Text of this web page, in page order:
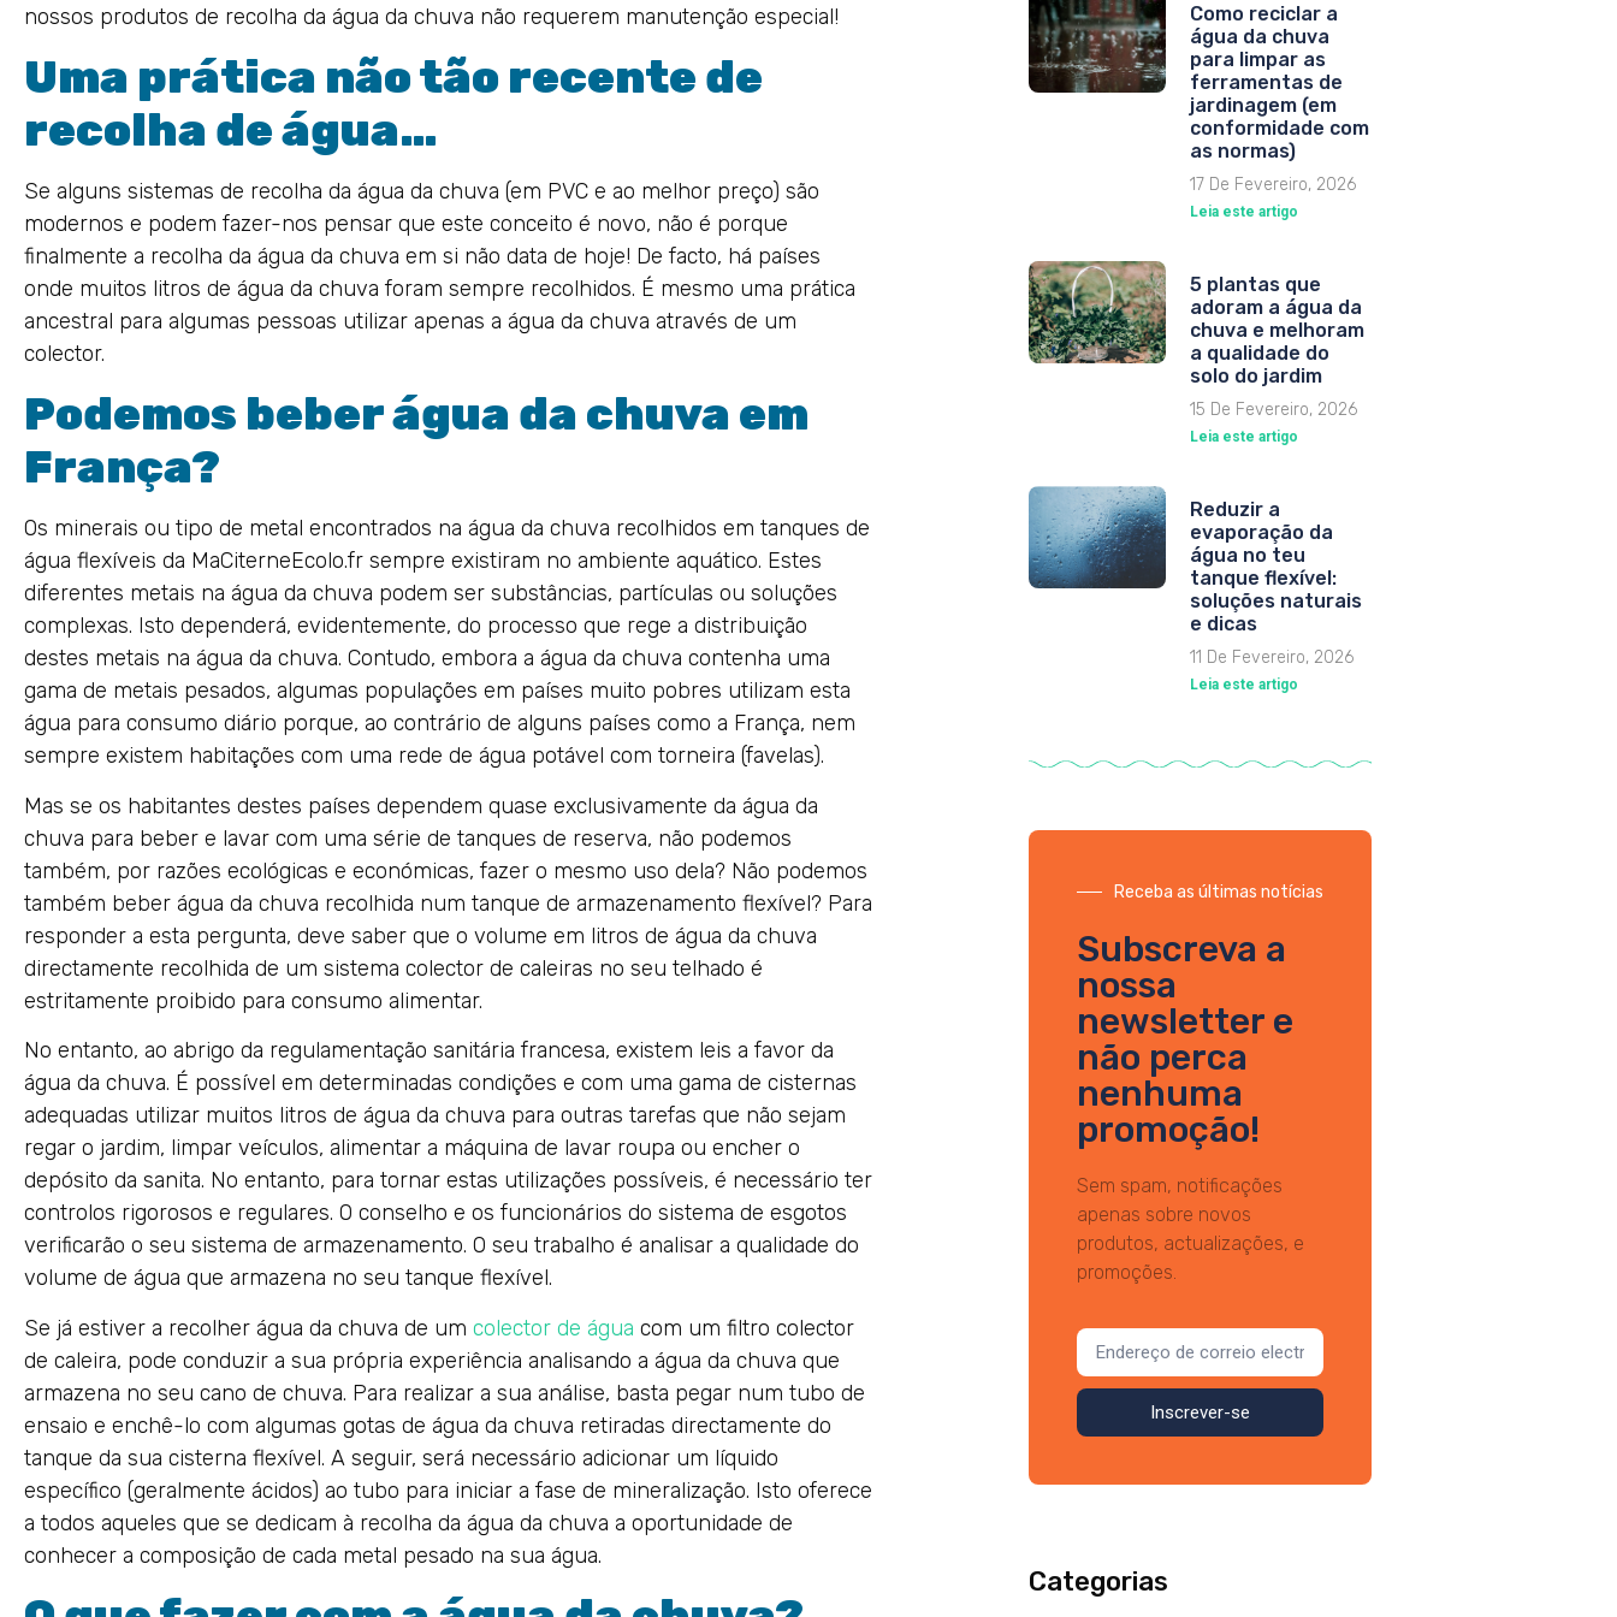
nossos produtos de recolha da água da chuva não requerem manutenção especial!
Uma prática não tão recente de
recolha de água…
Se alguns sistemas de recolha da água da chuva (em PVC e ao melhor preço) são
modernos e podem fazer-nos pensar que este conceito é novo, não é porque
finalmente a recolha da água da chuva em si não data de hoje! De facto, há países
onde muitos litros de água da chuva foram sempre recolhidos. É mesmo uma prática
ancestral para algumas pessoas utilizar apenas a água da chuva através de um
colector.
Podemos beber água da chuva em
França?
Os minerais ou tipo de metal encontrados na água da chuva recolhidos em tanques de
água flexíveis da MaCiterneEcolo.fr sempre existiram no ambiente aquático. Estes
diferentes metais na água da chuva podem ser substâncias, partículas ou soluções
complexas. Isto dependerá, evidentemente, do processo que rege a distribuição
destes metais na água da chuva. Contudo, embora a água da chuva contenha uma
gama de metais pesados, algumas populações em países muito pobres utilizam esta
água para consumo diário porque, ao contrário de alguns países como a França, nem
sempre existem habitações com uma rede de água potável com torneira (favelas).
Mas se os habitantes destes países dependem quase exclusivamente da água da
chuva para beber e lavar com uma série de tanques de reserva, não podemos
também, por razões ecológicas e económicas, fazer o mesmo uso dela? Não podemos
também beber água da chuva recolhida num tanque de armazenamento flexível? Para
responder a esta pergunta, deve saber que o volume em litros de água da chuva
directamente recolhida de um sistema colector de caleiras no seu telhado é
estritamente proibido para consumo alimentar.
No entanto, ao abrigo da regulamentação sanitária francesa, existem leis a favor da
água da chuva. É possível em determinadas condições e com uma gama de cisternas
adequadas utilizar muitos litros de água da chuva para outras tarefas que não sejam
regar o jardim, limpar veículos, alimentar a máquina de lavar roupa ou encher o
depósito da sanita. No entanto, para tornar estas utilizações possíveis, é necessário ter
controlos rigorosos e regulares. O conselho e os funcionários do sistema de esgotos
verificarão o seu sistema de armazenamento. O seu trabalho é analisar a qualidade do
volume de água que armazena no seu tanque flexível.
Se já estiver a recolher água da chuva de um colector de água com um filtro colector
de caleira, pode conduzir a sua própria experiência analisando a água da chuva que
armazena no seu cano de chuva. Para realizar a sua análise, basta pegar num tubo de
ensaio e enchê-lo com algumas gotas de água da chuva retiradas directamente do
tanque da sua cisterna flexível. A seguir, será necessário adicionar um líquido
específico (geralmente ácidos) ao tubo para iniciar a fase de mineralização. Isto oferece
a todos aqueles que se dedicam à recolha da água da chuva a oportunidade de
conhecer a composição de cada metal pesado na sua água.
Como reciclar a
água da chuva
para limpar as
ferramentas de
jardinagem (em
conformidade com
as normas)
17 De Fevereiro, 2026
Leia este artigo
5 plantas que
adoram a água da
chuva e melhoram
a qualidade do
solo do jardim
15 De Fevereiro, 2026
Leia este artigo
Reduzir a
evaporação da
água no teu
tanque flexível:
soluções naturais
e dicas
11 De Fevereiro, 2026
Leia este artigo
Receba as últimas notícias
Subscreva a
nossa
newsletter e
não perca
nenhuma
promoção!
Sem spam, notificações
apenas sobre novos
produtos, actualizações, e
promoções.
Inscrever-se
Categorias